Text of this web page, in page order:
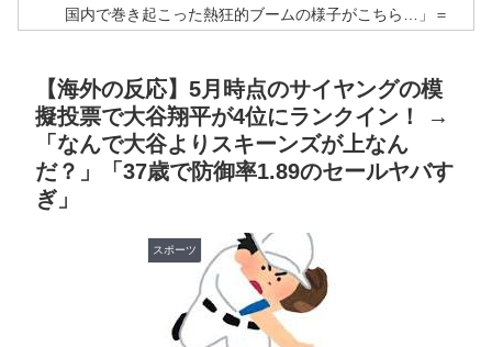
国内で巻き起こった熱狂的ブームの様子がこちら…」＝
▶ 外国人「ドイツと日本、あらゆる面を比較したらどっち
が上なの？」
▶
韓国人「熊本地震で見る日本の土木技術の完全勝利をご
覧ください」→「これはすごいわ」「こういうのを見る
と日本人は何か適当に作る感じがしない・・・」...
海外「羨ましい！」日本ならではの夏の風物詩に海外が
びっくり仰天
韓国人「韓国人が『日本の地下鉄は複雑すぎる』と感じ
る驚きの理由がこちらです‥」→「あまりの難易度の高
【海外の反応】5月時点のサイヤングの模
擬投票で大谷翔平が4位にランクイン！ →
「なんで大谷よりスキーンズが上なん
だ？」「37歳で防御率1.89のセールヤバす
ぎ」
スポーツ